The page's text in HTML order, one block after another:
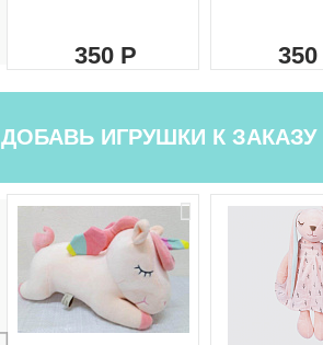
350 350
ДОБАВЬ ИГРУШКИ К ЗАКАЗУ